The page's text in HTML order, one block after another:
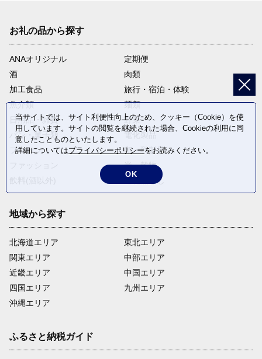
お礼の品から探す
ANAオリジナル
定期便
酒
肉類
加工食品
旅行・宿泊・体験
魚介類
麺類
日用品・雑貨
野菜
パン・菓子類
電化製品
フルーツ
卵・乳製品
米・穀物
返礼品なし
地域から探す
北海道エリア
関東エリア
近畿エリア
四国エリア
沖縄エリア
東北エリア
中部エリア
中国エリア
九州エリア
ふるさと納税ガイド
当サイトでは、サイト利便性向上のため、クッキー（Cookie）を使
用しています。サイトの閲覧を継続された場合、Cookieの利用に同
意したことものといたします。
詳細についてはプライバシーポリシーをお読みください。
OK